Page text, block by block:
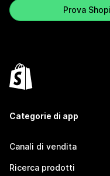
Prova
Categorie di app
Canali di vendita
Ricerca prodotti